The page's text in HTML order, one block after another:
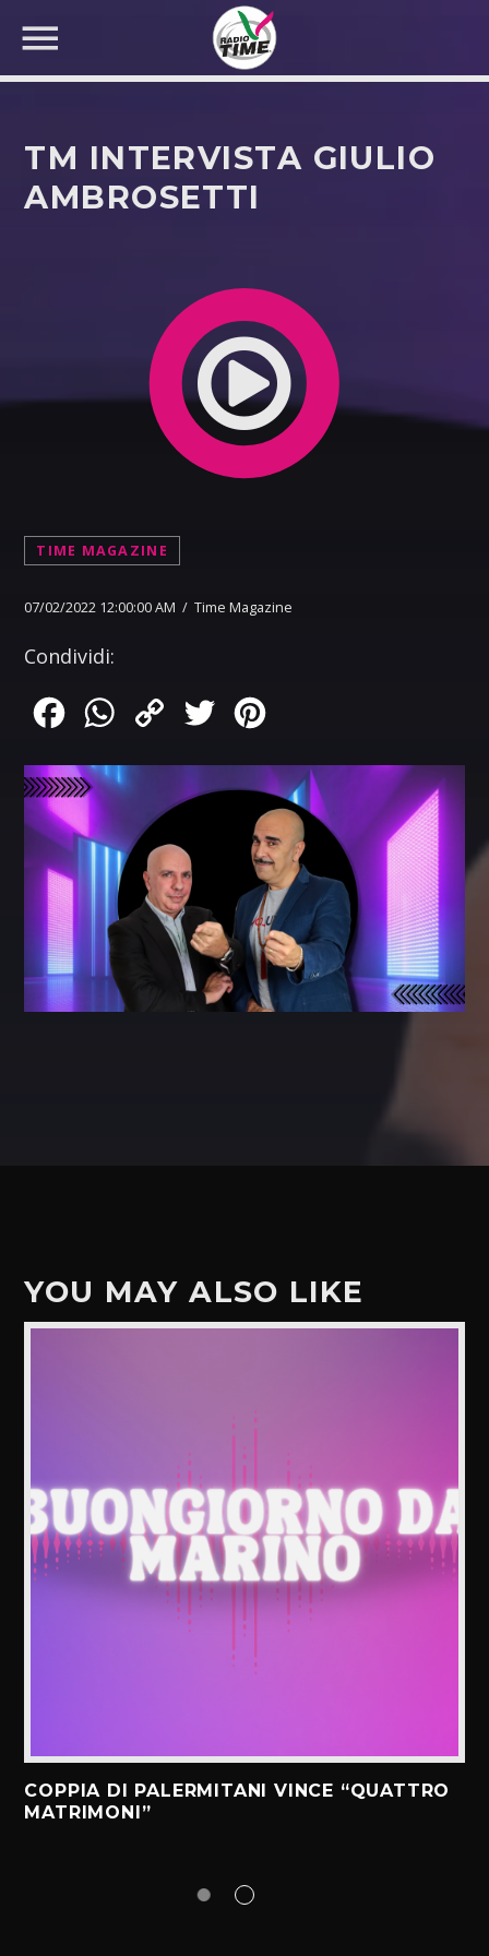
TM INTERVISTA GIULIO
AMBROSETTI
TIME MAGAZINE
07/02/2022 12:00:00 AM / Time Magazine
Condividi:
FacebookWhatsApp
Copy
Twitter
YOU MAY ALSO LIKE
COPPIA DI PALERMITANI VINCE “QUATTRO
MATRIMONI”